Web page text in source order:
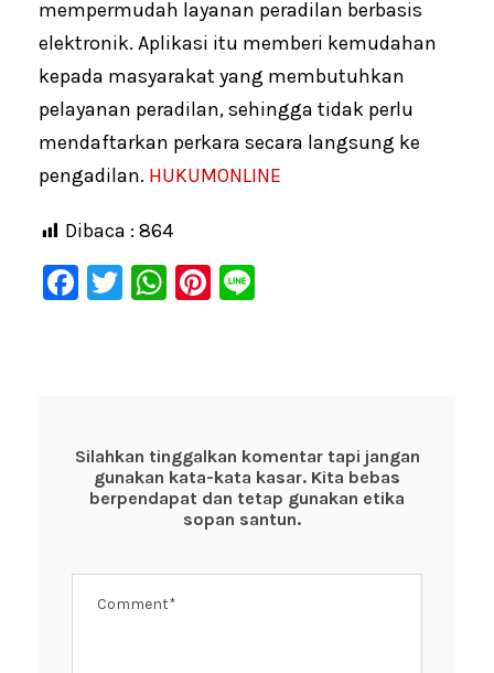
mempermudah layanan peradilan berbasis
elektronik. Aplikasi itu memberi kemudahan
kepada masyarakat yang membutuhkan
pelayanan peradilan, sehingga tidak perlu
mendaftarkan perkara secara langsung ke
pengadilan. HUKUMONLINE
Dibaca : 864
F
o
o
T
W
p
p
Pi
Silahkan tinggalkan komentar tapi jangan
gunakan kata-kata kasar. Kita bebas
berpendapat dan tetap gunakan etika
sopan santun.